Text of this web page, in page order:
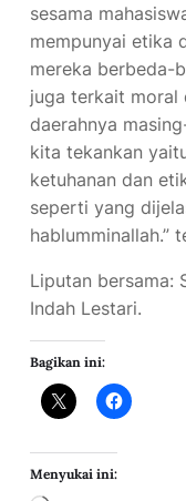
sesama
mempunyai etika
mereka berbeda-
juga terkait moral
daerahnya
kita tekankan
ketuhanan dan
seperti yang
hablumminallah.”
Liputan bersama:
Indah Lestari.
Bagikan ini:
Menyukai ini: